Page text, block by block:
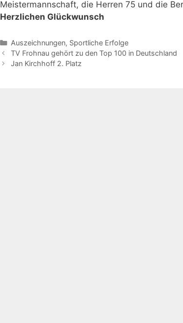
Meistermannschaft, die Herren 75 und die
Herzlichen Glückwunsch
Auszeichnungen, Sportliche Erfolge
TV Frohnau gehört zu den Top 100 in Deutschland
Jan Kirchhoff 2. Platz